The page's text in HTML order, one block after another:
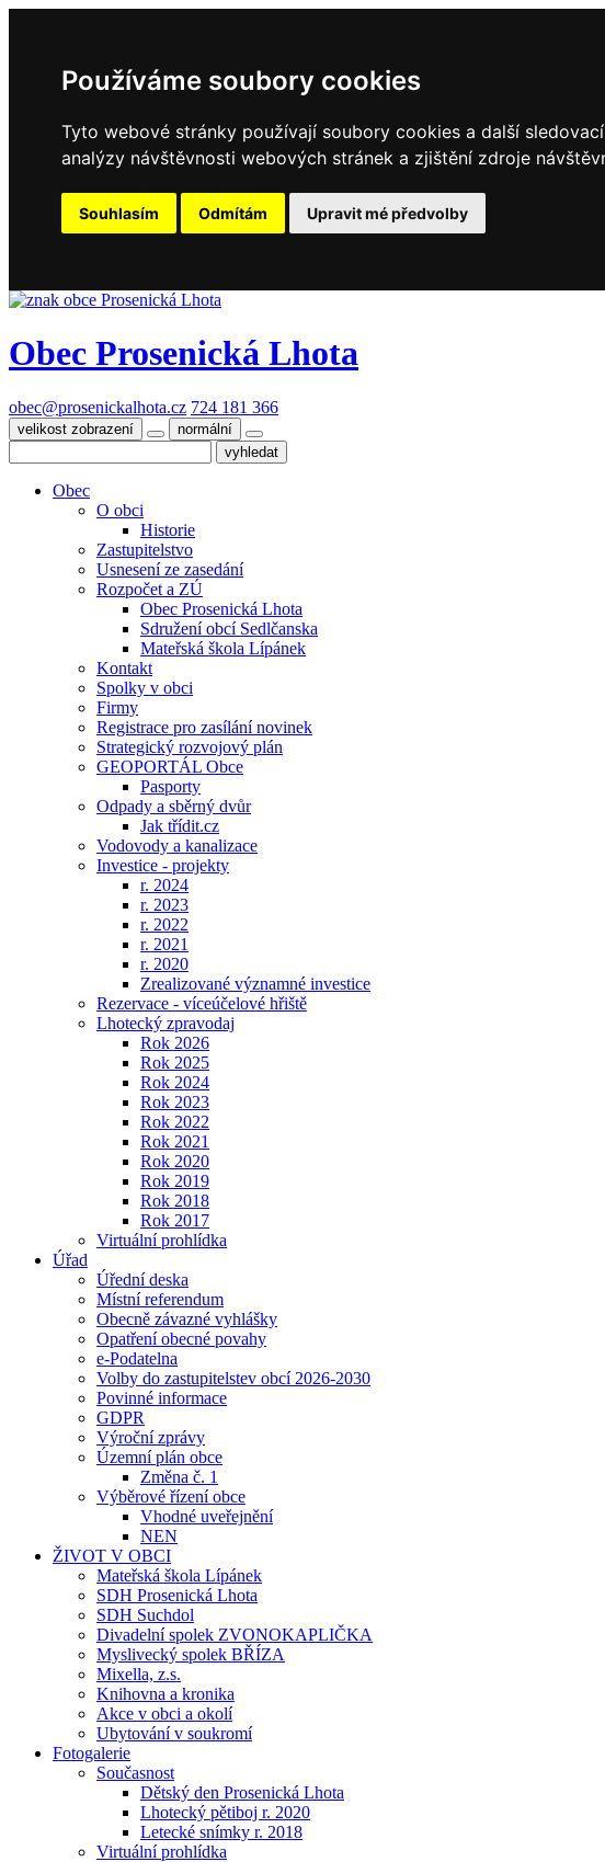
Používáme soubory cookies
Tyto webové stránky používají soubory cookies a další
analýzy návštěvnosti webových stránek a zjištění zdroje
Souhlasím Odmítám Upravit mé předvolby
Obec Prosenická Lhota
obec@prosenickalhota.cz 724 181 366
velikost zobrazení normální
Obec
O obci
Historie
Zastupitelstvo
Usnesení ze zasedání
Rozpočet a ZÚ
Obec Prosenická Lhota
Sdružení obcí Sedlčanska
Mateřská škola Lípánek
Kontakt
Spolky v obci
Firmy
Registrace pro zasílání novinek
Strategický rozvojový plán
GEOPORTÁL Obce
Pasporty
Odpady a sběrný dvůr
Jak třídit.cz
Vodovody a kanalizace
Investice - projekty
r. 2024
r. 2023
r. 2022
r. 2021
r. 2020
Zrealizované významné investice
Rezervace - víceúčelové hřiště
Lhotecký zpravodaj
Rok 2026
Rok 2025
Rok 2024
Rok 2023
Rok 2022
Rok 2021
Rok 2020
Rok 2019
Rok 2018
Rok 2017
Virtuální prohlídka
Úřad
Úřední deska
Místní referendum
Obecně závazné vyhlášky
Opatření obecné povahy
e-Podatelna
Volby do zastupitelstev obcí 2026-2030
Povinné informace
GDPR
Výroční zprávy
Územní plán obce
Změna č. 1
Výběrové řízení obce
Vhodné uveřejnění
NEN
ŽIVOT V OBCI
Mateřská škola Lípánek
SDH Prosenická Lhota
SDH Suchdol
Divadelní spolek ZVONOKAPLIČKA
Myslivecký spolek BŘÍZA
Mixella, z.s.
Knihovna a kronika
Akce v obci a okolí
Ubytování v soukromí
Fotogalerie
Současnost
Dětský den Prosenická Lhota
Lhotecký pětiboj r. 2020
Letecké snímky r. 2018
Virtuální prohlídka